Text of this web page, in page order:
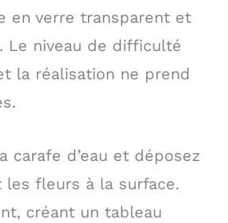
en verre transparent et
Le niveau de difficulté
la réalisation ne prend
carafe d’eau et déposez
les fleurs à la surface.
créant un tableau